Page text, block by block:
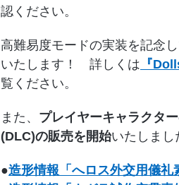
認ください。
高難易度モードの実装を記念
いたします！ 詳しくは 『
覧ください。
また、 プレイヤーキャラクタ
(DLC)の販売を開始いたしまし
●造形情報「へロス外交用儀礼